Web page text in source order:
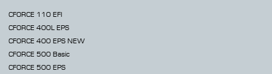
CFORCE 110 EFI
CFORCE 400L EPS
CFORCE 400 EPS NEW
CFORCE 500 Basic
CFORCE 500 EPS